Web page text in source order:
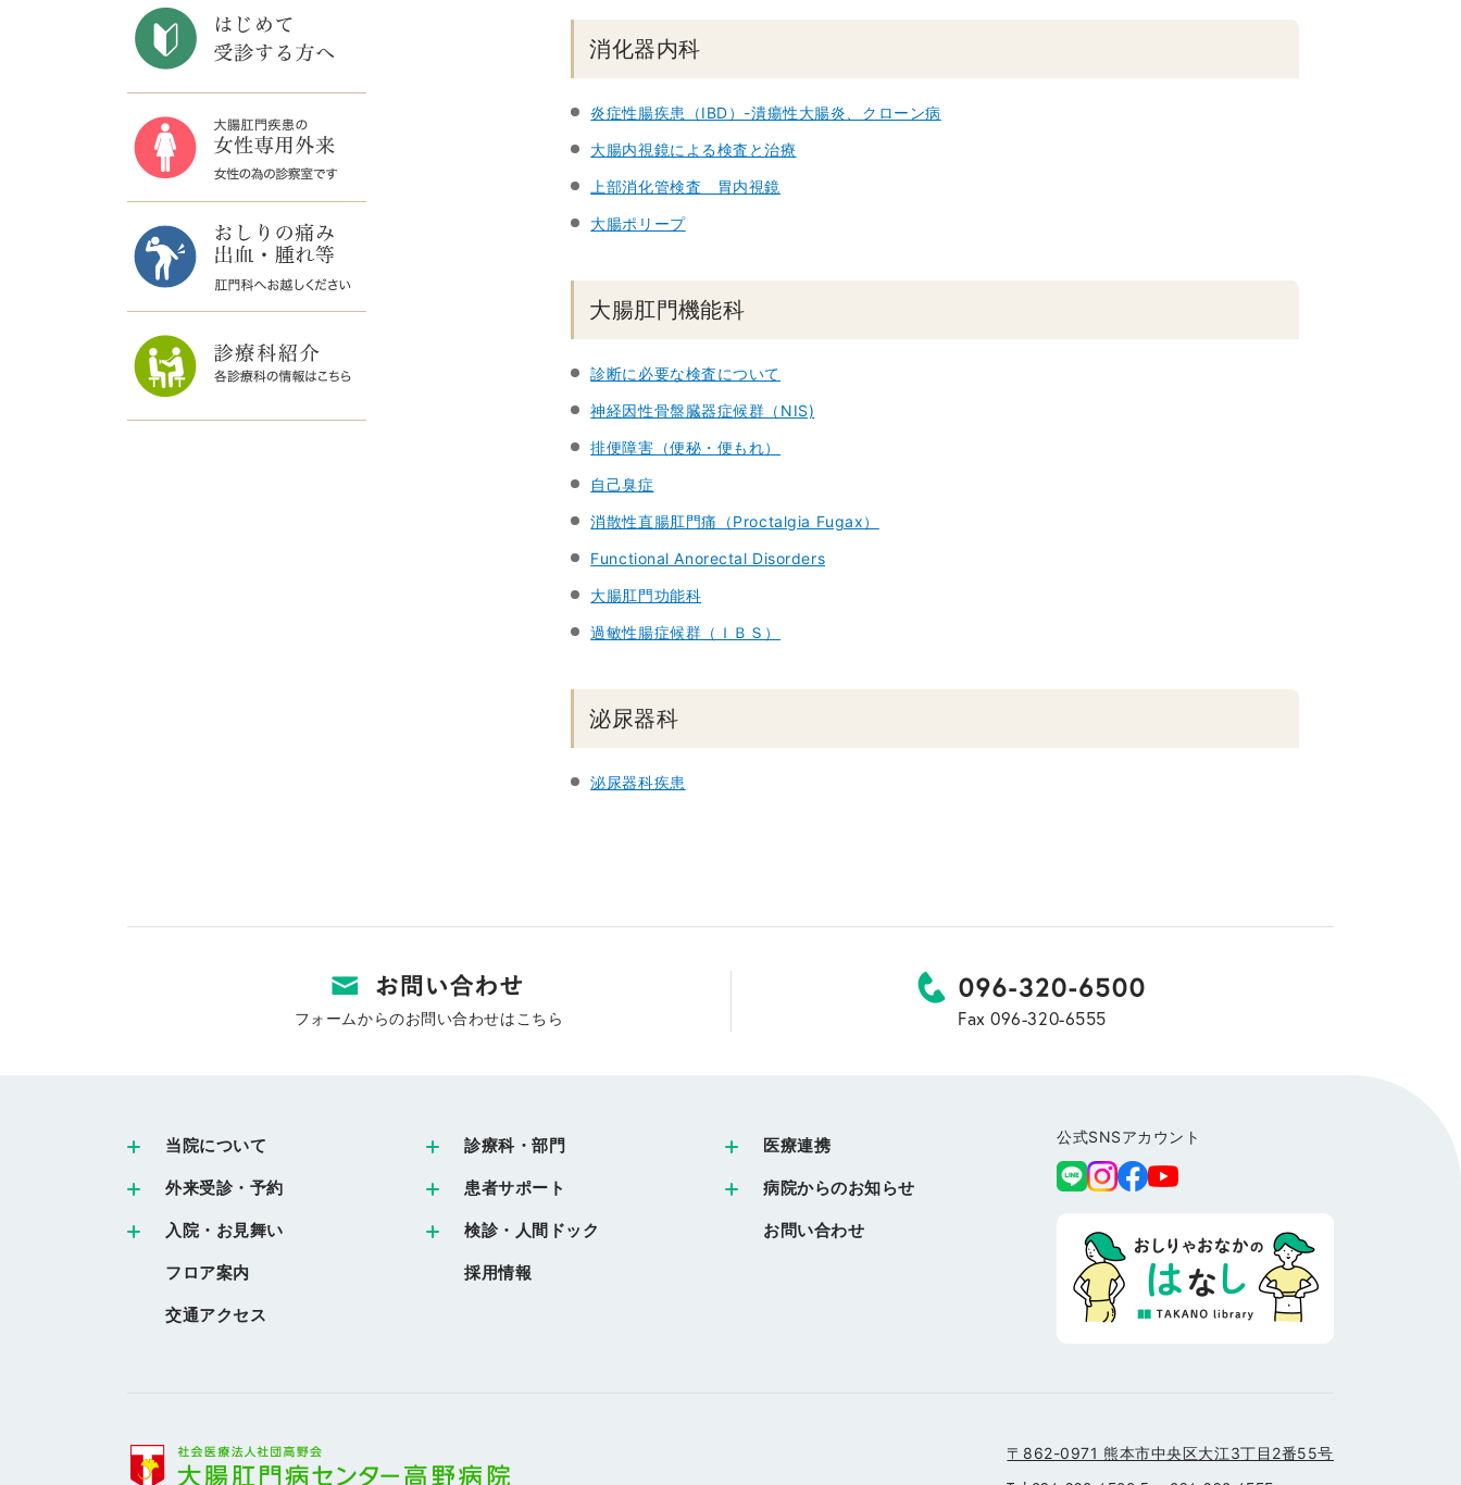
消化器内科
炎症性腸疾患（IBD）-潰瘍性大腸炎、クローン病
大腸内視鏡による検査と治療
上部消化管検査 胃内視鏡
大腸ポリープ
大腸肛門機能科
診断に必要な検査について
神経因性骨盤臓器症候群（NIS)
排便障害（便秘・便もれ）
自己臭症
消散性直腸肛門痛（Proctalgia Fugax）
Functional Anorectal Disorders
大腸肛門功能科
過敏性腸症候群（ＩＢＳ）
泌尿器科
泌尿器科疾患
フォームからのお問い合わせはこちら Fax 096-320-6555
当院について
外来受診・予約
入院・お見舞い
フロア案内
交通アクセス
診療科・部門
患者サポート
検診・人間ドック
採用情報
医療連携
病院からのお知らせ
お問い合わせ
公式SNSアカウント
〒862-0971 熊本市中央区大江3丁目2番55号